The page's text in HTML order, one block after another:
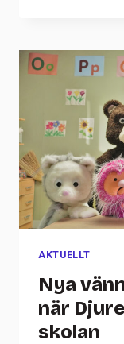
AKTUELLT
Nya
när
skolan